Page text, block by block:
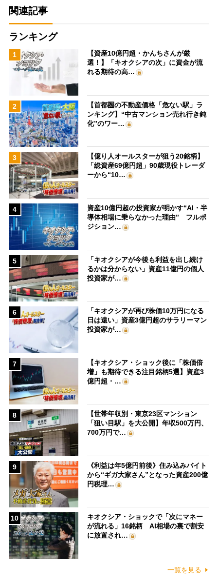
関連記事
ランキング
1
【資産10億円超・かんちさんが厳
選！】「キオクシアの次」に資金が流
れる期待の高…
2
【首都圏の不動産価格「危ない駅」ラ
ンキング】“中古マンション売れ行き鈍
化”のワー…
3
【億り人オールスターが狙う20銘柄】
「総資産69億円超」90歳現役トレーダ
ーから“10…
4
資産10億円超の投資家が明かす“AI・半
導体相場に乗らなかった理由” フルポ
ジション…
5
「キオクシアが今後も利益を出し続け
るかは分からない」資産11億円の個人
投資家が…
6
「キオクシアが再び株価10万円になる
日は遠い」資産3億円超のサラリーマン
投資家が…
7
【キオクシア・ショック後に「株価倍
増」も期待できる注目銘柄5選】資産3
億円超・…
8
【世帯年収別・東京23区マンション
「狙い目駅」を大公開】年収500万円、
700万円で…
9
《利益は年5億円前後》住み込みバイト
から“ギガ大家さん”となった資産200億
円税理…
10
キオクシア・ショックで「次にマネー
が流れる」16銘柄 AI相場の裏で割安
に放置され…
一覧を見る